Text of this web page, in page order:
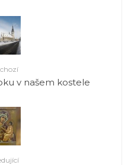
v našem kostele